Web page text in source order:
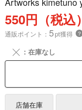
550円（税込）
通販ポイント： 5pt獲得 ？
╳ ：在庫なし
店舗在庫